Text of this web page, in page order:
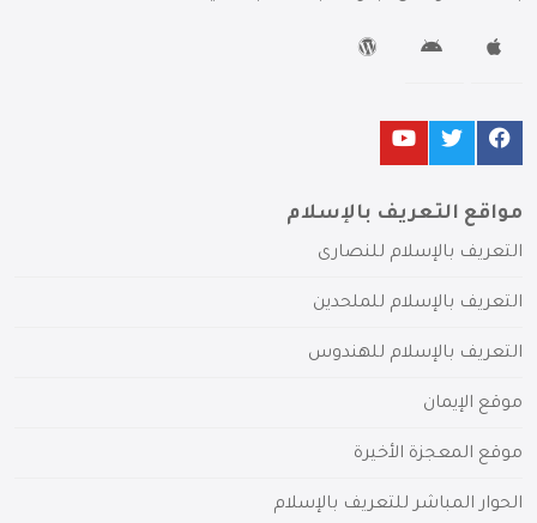
مواقع التعريف بالإسلام
التعريف بالإسلام للنصارى
التعريف بالإسلام للملحدين
التعريف بالإسلام للهندوس
موقع الإيمان
موقع المعجزة الأخيرة
الحوار المباشر للتعريف بالإسلام